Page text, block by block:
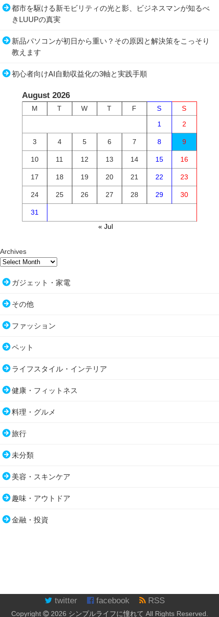
都市を駆ける新モビリティの光と影、ビジネスマンが知るべ
きLUUPの真実
新品パソコンが初日から重い？その原因と解決策をこっそり
教えます
初心者向けAI自動収益化の3軸と実践手順
August 2026
M T W T F S
S
1
2
3 4 5 6 7 8 9
10 11 12 13 14 15 16
17 18 19 20 21 22 23
24 25 26 27 28 29 30
31
« Jul
Archives
ガジェット・家電
その他
ファッション
ペット
ライフスタイル・インテリア
健康・フィットネス
料理・グルメ
旅行
未分類
美容・スキンケア
趣味・アウトドア
金融・投資
twitter facebook RSS
Copyright 2026 シンプルライフに憧れて All Rights Reserved.